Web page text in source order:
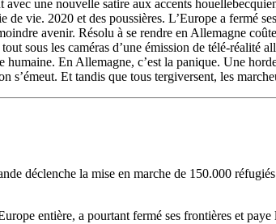
une nouvelle satire aux accents
vie. 2020 et des poussières. L’Europe a fermé
avenir. Résolu à se rendre en Allemagne
sous les caméras d’une émission de télé-réalité
En Allemagne, c’est la panique. Une
s’émeut. Et tandis que tous tergiversent, les
déclenche la mise en marche de 150.000
entière, a pourtant fermé ses frontières et